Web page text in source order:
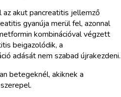
akut pancreatitis jellemző
gyanúja merül fel, azonnal
kombinációval végzett
beigazolódik, a
adását nem szabad újrakezdeni.
betegeknél, akiknek a